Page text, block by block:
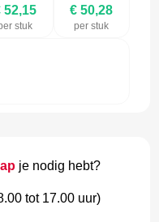
52,15
stuk
€ 50,28
per stuk
je nodig hebt?
tot 17.00 uur)